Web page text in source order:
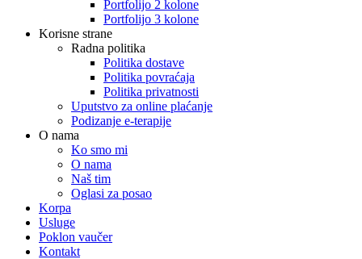
Portfolijo 2 kolone
Portfolijo 3 kolone
Korisne strane
Radna politika
Politika dostave
Politika povraćaja
Politika privatnosti
Uputstvo za online plaćanje
Podizanje e-terapije
O nama
Ko smo mi
O nama
Naš tim
Oglasi za posao
Korpa
Usluge
Poklon vaučer
Kontakt